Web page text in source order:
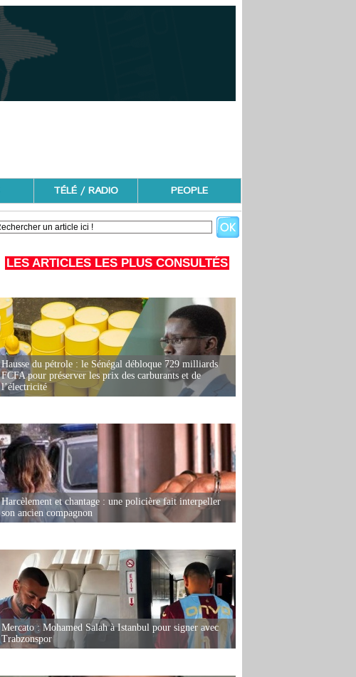
TÉLÉ / RADIO PEOPLE
LES ARTICLES LES PLUS CONSULTÉS
Hausse du pétrole : le Sénégal débloque 729 milliards
FCFA pour préserver les prix des carburants et de
l’électricité
Harcèlement et chantage : une policière fait interpeller
son ancien compagnon
Mercato : Mohamed Salah à Istanbul pour signer avec
Trabzonspor